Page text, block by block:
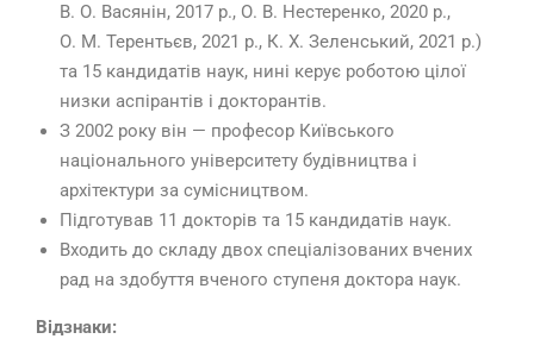
В. О. Васянін, 2017 р., О. В. Нестеренко, 2020 р.,
О. М. Терентьєв, 2021 р., К. Х. Зеленський, 2021 р.)
та 15 кандидатів наук, нині керує роботою цілої
низки аспірантів і докторантів.
З 2002 року він — професор Київського
національного університету будівництва і
архітектури за сумісництвом.
Підготував 11 докторів та 15 кандидатів наук.
Входить до складу двох спеціалізованих вчених
рад на здобуття вченого ступеня доктора наук.
Відзнаки: